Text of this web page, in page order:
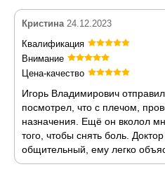
Кристина 24.12.2023
Квалификация
Внимание
Цена-качество
Игорь Владимирович
посмотрел, что с плечом,
назначения. Ещё он вколол
того, чтобы снять боль.
общительный, ему легко